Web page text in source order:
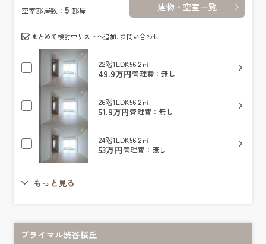
空室部屋数：5 部屋 建物・空室一覧
まとめて検討中リストへ追加､お問い合わせ
22階1LDK56.2㎡
49.9万円管理費：無し
26階1LDK56.2㎡
51.9万円管理費：無し
24階1LDK56.2㎡
53万円管理費：無し
もっと見る
プライマル渋谷桜丘